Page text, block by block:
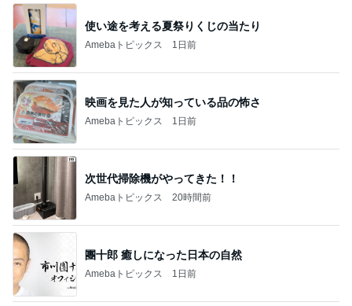
使い途を考える夏祭りくじの当たり
Amebaトピックス 1日前
映画を見た人が知っている品の怖さ
Amebaトピックス 1日前
次世代掃除機がやってきた！！
Amebaトピックス 20時間前
團十郎 癒しになった日本の自然
Amebaトピックス 1日前